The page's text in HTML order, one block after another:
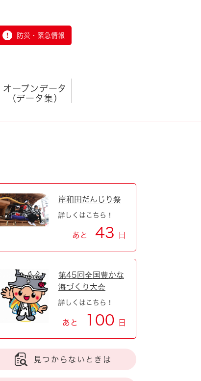
防災・緊急情報
オープンデータ
（データ集）
岸和田だんじり祭
詳しくはこちら！
あと 43 日
第45回全国豊かな
海づくり大会
詳しくはこちら！
あと 100 日
見つからないときは